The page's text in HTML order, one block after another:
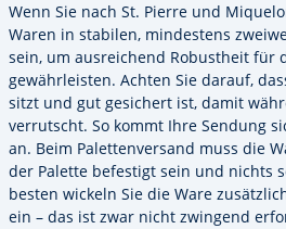
Wenn Sie nach St. Pierre und
Waren in stabilen, mindestens
sein, um ausreichend Robustheit für
gewährleisten. Achten Sie darauf,
sitzt und gut gesichert ist, damit
verrutscht. So kommt Ihre Sendung
an. Beim Palettenversand muss die
der Palette befestigt sein und nichts
besten wickeln Sie die Ware
ein – das ist zwar nicht zwingend